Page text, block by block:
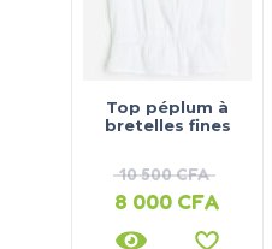
Top péplum à
bretelles fines
10 500CFA
8 000 CFA